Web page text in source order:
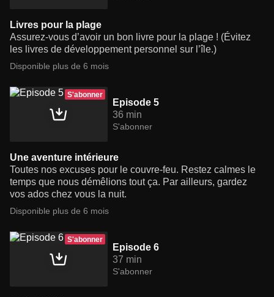
Livres pour la plage
Assurez-vous d’avoir un bon livre pour la plage ! (Évitez
les livres de développement personnel sur l’île.)
Disponible plus de 6 mois
S'abonner
Episode 5
36 min
S'abonner
Une aventure intérieure
Toutes nos excuses pour le couvre-feu. Restez calmes le
temps que nous démêlions tout ça. Par ailleurs, gardez
vos ados chez vous la nuit.
Disponible plus de 6 mois
S'abonner
Episode 6
37 min
S'abonner